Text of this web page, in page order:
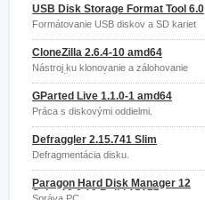
USB Disk Storage Format Tool 6.0
Formátovanie USB diskov a SD kariet
CloneZilla 2.6.4-10 amd64
Nástroj ku klonovanie a zálohovanie
diskov či diskových oddielov.
GParted Live 1.1.0-1 amd64
Práca s diskovými oddielmi.
Defraggler 2.15.741 Slim
Defragmentácia disku.
Paragon Hard Disk Manager 12
Suite 10.0.19 Build 15177